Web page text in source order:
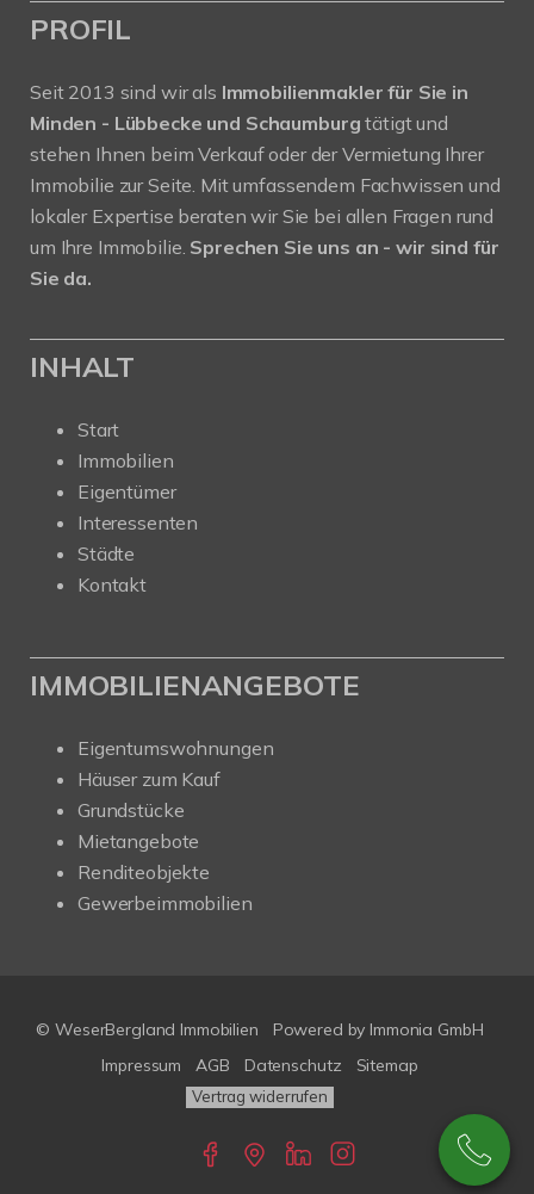
PROFIL
Seit 2013 sind wir als Immobilienmakler für Sie in
Minden - Lübbecke und Schaumburgtätigt und
stehen Ihnen beim Verkauf oder der Vermietung Ihrer
Immobilie zur Seite. Mit umfassendem Fachwissen und
lokaler Expertise beraten wir Sie bei allen Fragen rund
um Ihre Immobilie. Sprechen Sie uns an - wir sind für
Sie da.
INHALT
Start
Immobilien
Eigentümer
Interessenten
Städte
Kontakt
IMMOBILIENANGEBOTE
Eigentumswohnungen
Häuser zum Kauf
Grundstücke
Mietangebote
Renditeobjekte
Gewerbeimmobilien
© WeserBergland Immobilien Powered by Immonia GmbH
Impressum
AGB Datenschutz Sitemap
Vertrag widerrufen